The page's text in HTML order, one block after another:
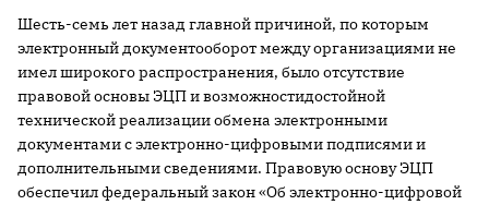
Шесть-семь лет назад главной причиной, по которым
электронный документооборот между организациями не
имел широкого распространения, было отсутствие
правовой основы ЭЦП и возможностидостойной
технической реализации обмена электронными
документами с электронно-цифровыми подписями и
дополнительными сведениями. Правовую основу ЭЦП
обеспечил федеральный закон «Об электронно-цифровой